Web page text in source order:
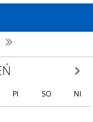
rok
następny rok
PI SO NI